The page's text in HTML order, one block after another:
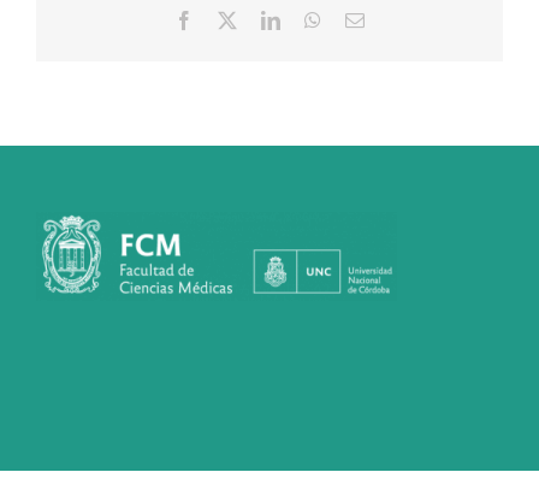
Facebook LinkedInWhatsApp
Correo